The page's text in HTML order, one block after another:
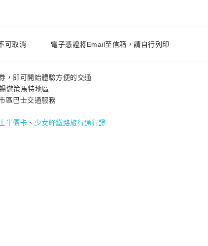
可取消 電子憑證將Email至信箱，請自行列印
，即可開始體驗方便的交通
遊策馬特地區
區巴士交通服務
半價卡 、 少女峰鐵路旅行通行證